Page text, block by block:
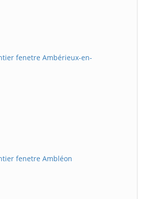
fenetre Ambérieux-en-
fenetre Ambléon